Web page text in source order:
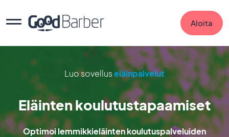
Aloita
Luo sovelluseläinpalvelut
Eläinten koulutustapaamiset
Optimoi lemmikkieläinten koulutuspalveluiden